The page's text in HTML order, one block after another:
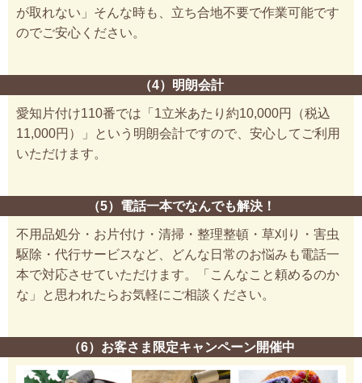
が取れない」そんな時も、立ち合地不要で作業可能です
のでご安心ください。
（4）明朗会計
愛知片付け110番では「1立米あたり約10,000円（税込
11,000円）」という明朗会計ですので、安心してご利用
いただけます。
（5）電話一本でなんでも解決！
不用品処分・お片付け・清掃・整理整頓・草刈り・害虫
駆除・代行サービスなど、どんな日常のお悩みも電話一
本で対応させていただけます。「こんなこと頼めるのか
な」と思われたらお気軽にご相談ください。
（6）お客さま限定キャンペーン開催中